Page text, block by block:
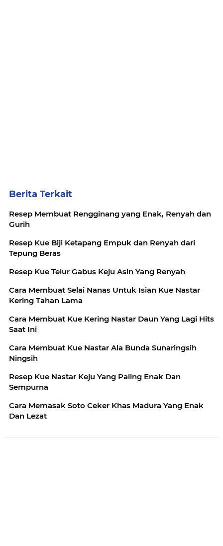
Berita Terkait
Resep Membuat Rengginang yang Enak, Renyah dan
Gurih
Resep Kue Biji Ketapang Empuk dan Renyah dari
Tepung Beras
Resep Kue Telur Gabus Keju Asin Yang Renyah
Cara Membuat Selai Nanas Untuk Isian Kue Nastar
Kering Tahan Lama
Cara Membuat Kue Kering Nastar Daun Yang Lagi Hits
Saat Ini
Cara Membuat Kue Nastar Ala Bunda Sunaringsih
Ningsih
Resep Kue Nastar Keju Yang Paling Enak Dan
Sempurna
Cara Memasak Soto Ceker Khas Madura Yang Enak
Dan Lezat